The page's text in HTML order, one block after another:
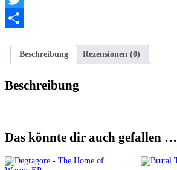
Twitter
Beschreibung
Rezensionen (0)
Beschreibung
Das könnte dir auch gefallen …